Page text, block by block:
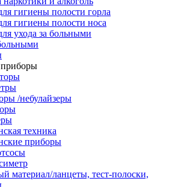
гигиены полости горла
гигиены полости носа
ухода за больными
/небулайзеры
техника
приборы
материал/ланцеты, тест-полоски,